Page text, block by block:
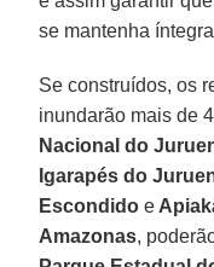
se mantenha
Se construídos, os
inundarão mais de
Nacional do
Igarapés do
Escondido e
Amazonas,